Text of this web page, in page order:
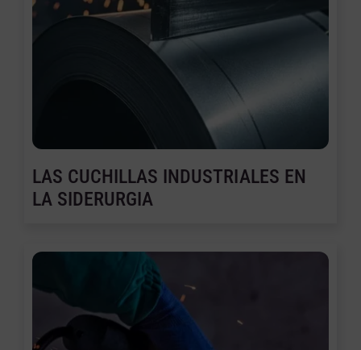
LAS CUCHILLAS INDUSTRIALES EN
LA SIDERURGIA